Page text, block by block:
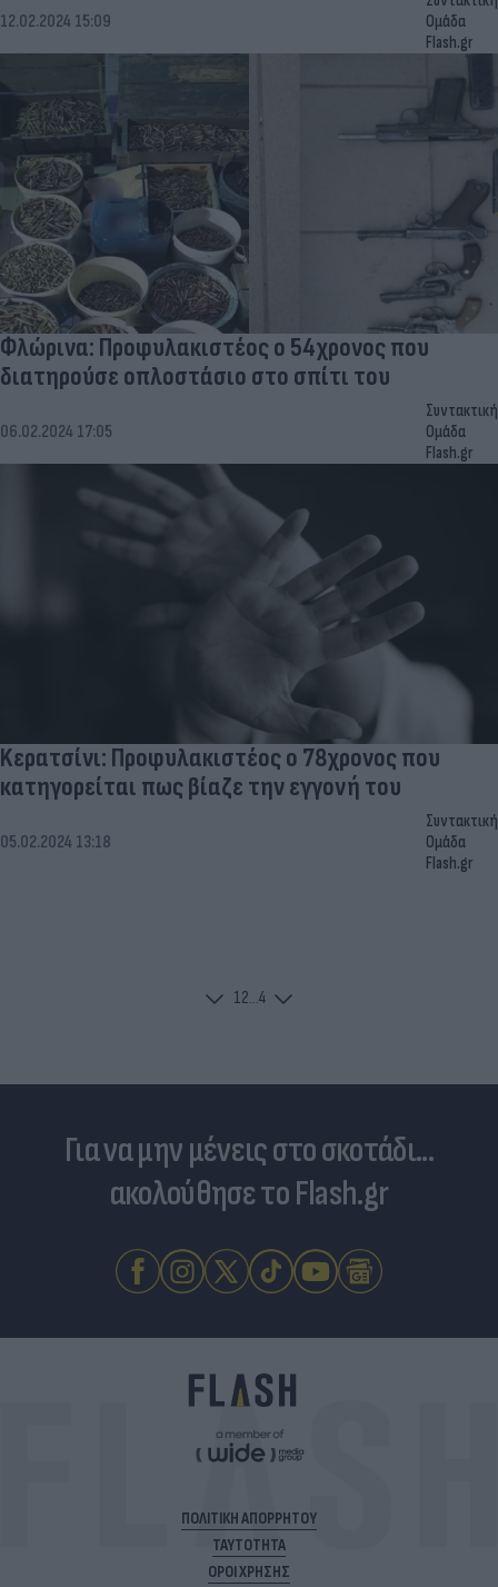
12.02.2024 15:09
Ομάδα
Flash.gr
Φλώρινα: Προφυλακιστέος ο 54χρονος που
διατηρούσε οπλοστάσιο στο σπίτι του
06.02.2024 17:05
Συντακτική
Ομάδα
Flash.gr
Kερατσίνι: Προφυλακιστέος ο 78χρονος που
κατηγορείται πως βίαζε την εγγονή του
05.02.2024 13:18
Συντακτική
Ομάδα
Flash.gr
12...4
Για να μην μένεις στο σκοτάδι...
ακολούθησε το Flash.gr
ΠΟΛΙΤΙΚΗ ΑΠΟΡΡΗΤΟΥ
ΤΑΥΤΟΤΗΤΑ
ΟΡΟΙ ΧΡΗΣΗΣ